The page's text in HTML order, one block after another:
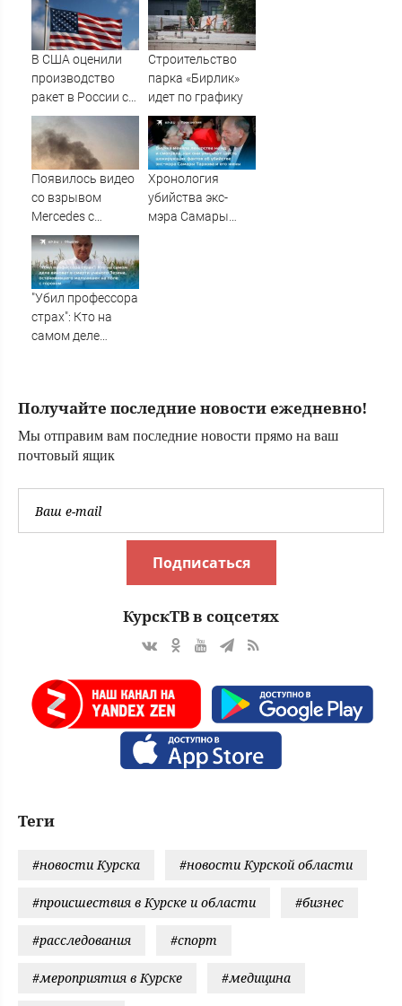
для ВСУ: Этот
генерал уже
дошёл до Киева. И
Курщину
В США оценили
производство
ракет в России с
производством
"Пэтриотов"
Строительство
парка «Бирлик»
идет по графику
Появилось видео
со взрывом
Mercedes с
гендиректором
«Уралдронзавода»
на Урале
Хронология
убийства экс-
мэра Самары
"Убил профессора
страх": Кто на
самом деле
мальчишек на
Получайте последние новости ежедневно!
Мы отправим вам последние новости прямо на ваш
почтовый ящик
Подписаться
КурскТВ в соцсетях
Теги
#новости Курска #новости Курской области
#происшествия в Курске и области #бизнес
#расследования #спорт
#мероприятия в Курске #медицина